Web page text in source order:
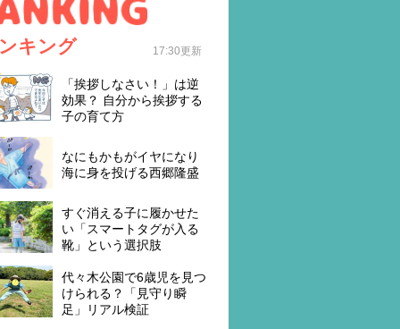
キング 17:30更新
「挨拶しなさい！」は逆
効果？ 自分から挨拶する
子の育て方
なにもかもがイヤになり
海に身を投げる西郷隆盛
すぐ消える子に履かせた
い「スマートタグが入る
靴」という選択肢
代々木公園で6歳児を見つ
けられる？「見守り瞬
足」リアル検証